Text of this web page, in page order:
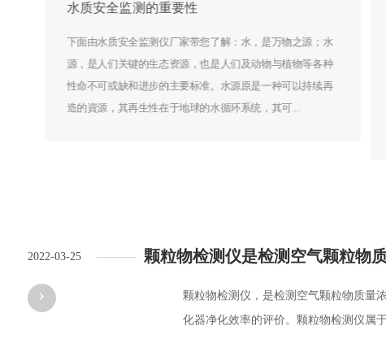
水质安全监测的重要性
下面由水质安全监测仪厂家带您了解：水，是万物之源；水
源，是人们关键的生态资源，也是人们及动物与植物等各种
性命不可或缺和进步的主要标准。水源原是一种可以持续再
造的資源，其再生性在于地球的水循环系统，其可...
2022-03-25 ———— 颗粒物检测仪是检测空气颗粒物
›
颗粒物检测仪，是检测空气颗粒物质量
化器净化效率的评价。颗粒物检测仪属